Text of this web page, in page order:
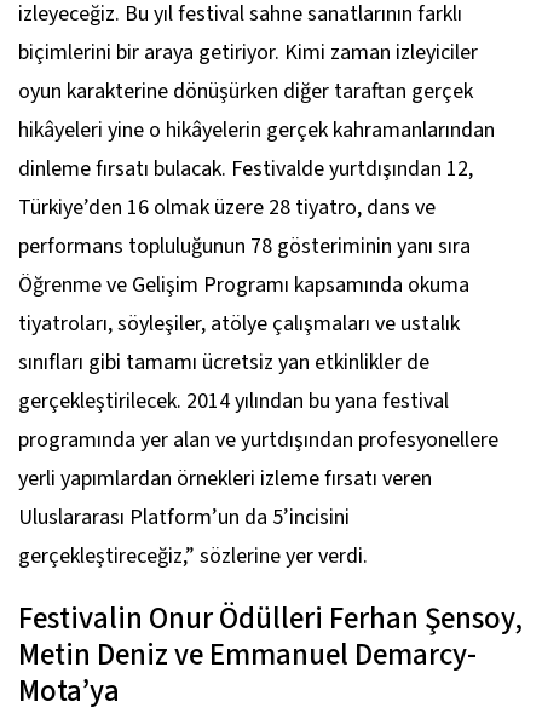
izleyeceğiz. Bu yıl festival sahne sanatlarının farklı
biçimlerini bir araya getiriyor. Kimi zaman izleyiciler
oyun karakterine dönüşürken diğer taraftan gerçek
hikâyeleri yine o hikâyelerin gerçek kahramanlarından
dinleme fırsatı bulacak. Festivalde yurtdışından 12,
Türkiye’den 16 olmak üzere 28 tiyatro, dans ve
performans topluluğunun 78 gösteriminin yanı sıra
Öğrenme ve Gelişim Programı kapsamında okuma
tiyatroları, söyleşiler, atölye çalışmaları ve ustalık
sınıfları gibi tamamı ücretsiz yan etkinlikler de
gerçekleştirilecek. 2014 yılından bu yana festival
programında yer alan ve yurtdışından profesyonellere
yerli yapımlardan örnekleri izleme fırsatı veren
Uluslararası Platform’un da 5’incisini
gerçekleştireceğiz,” sözlerine yer verdi.
Festivalin Onur Ödülleri Ferhan Şensoy,
Metin Deniz ve Emmanuel Demarcy-
Mota’ya